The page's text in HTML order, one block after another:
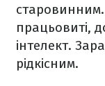
старовинним.
працьовиті,
інтелект.
рідкісним.